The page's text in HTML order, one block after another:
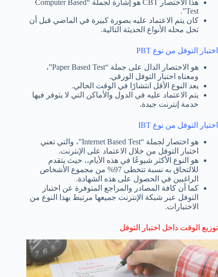
هذا الاختصار CBT هو إشارة لجملة “Computer Based
Test”.
كان يتم الاعتماد عليه بصورة كبيرة في الماضي قبل أن
تحل محله الأنواع الحديثة التالية.
اختبار التوفل من نوع PBT
هو الاختصار الدال على جملة “Paper Based Test”،
ومعناه اختبار التوفل الورقي.
يعد النوع الأقل انتشارًا في الوقت الحالي.
يتم الاعتماد عليه في الدول والأماكن التي لا يتوفر فيها
خدمة إنترنت جيدة.
اختبار التوفل من نوع IBT
هو اختصار لجملة “Internet Based Test”، والتي تعني
اختبار التوفل من خلال الاعتماد على الإنترنت.
هو النوع الأكثر شيوعًا في هذه الأيام،، حيث يتقدم
للالتحاق به نسبة تتخطى 97% من مجموع الأشخاص
الراغبين في الحصول على هذه الشهادة.
كما أن كافة المصادر والمراجع المتوفرة عن اختبار
التوفل عبر شبكة الإنترنت جميعها مرتبط بهذا النوع من
الاختبارات.
توزيع الوقت داخل اختبار التوفل